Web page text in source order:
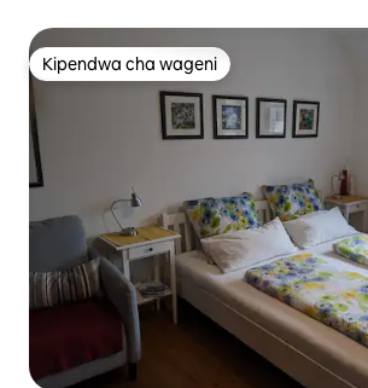
Kipendwa cha wageni
Kipendwa cha wageni